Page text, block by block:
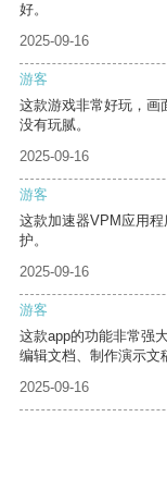
好。
2025-09-16
游客
这款游戏非常好玩，画
没有玩腻。
2025-09-16
游客
这款加速器VPM应用
护。
2025-09-16
游客
这款app的功能非常强
编辑文档、制作演示文
2025-09-16